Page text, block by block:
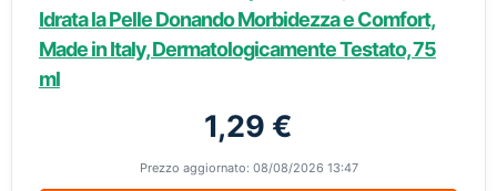
Idrata la Pelle Donando Morbidezza e Comfort,
Made in Italy, Dermatologicamente Testato, 75
ml
1,29 €
Prezzo aggiornato: 08/08/2026 13:47